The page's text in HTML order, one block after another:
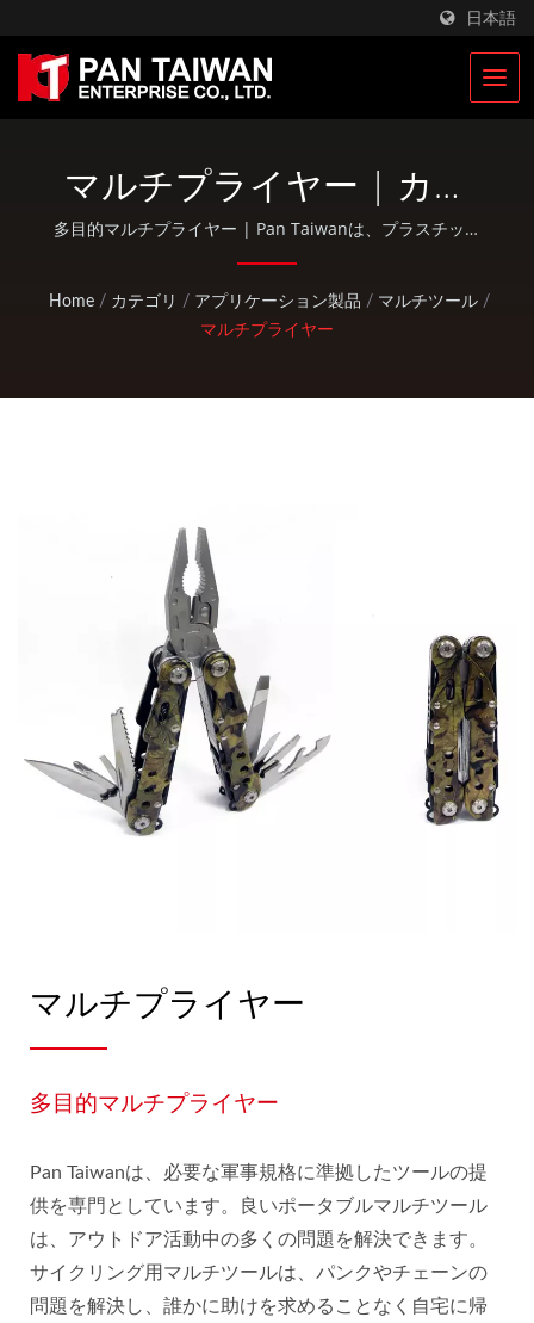
日本語
マルチプライヤー | カス
タムクライミング＆ハン
ティングギア製造業者 |
Pan Taiwan
多目的マルチプライヤー | Pan Taiwanは、プラスチック
射出成形サービス、ダイカスト、鍛造、CNC加工、EDCポ
ODMサービスを提供しています。
Home / カテゴリ / アプリケーション製品 / マルチツール /
マルチプライヤー
マルチプライヤー
多目的マルチプライヤー
Pan Taiwanは、必要な軍事規格に準拠したツールの提
供を専門としています。良いポータブルマルチツール
は、アウトドア活動中の多くの問題を解決できます。
サイクリング用マルチツールは、パンクやチェーンの
問題を解決し、誰かに助けを求めることなく自宅に帰